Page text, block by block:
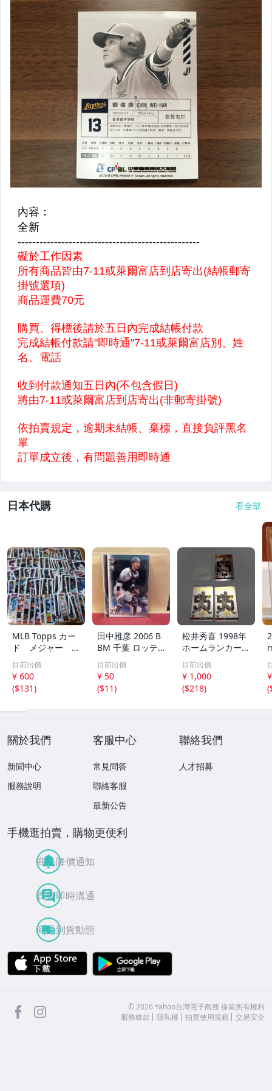
日本代購 看全部
MLB Topps カー
ド メジャー 1
00枚 2
目前出價
¥ 600
($131)
田中雅彦 2006 B
BM 千葉 ロッテ
マリーンズ トレ
カ プロ野球 カー
ド M37 スポーツ
アスリート トレ
目前出價
¥ 50
($11)
松井秀喜 1998年
ホームランカード
150号 記念カード
3枚セット 読売ジ
ャイアンツ 日本
テレビ 劇空間プ
目前出價
¥ 1,000
($218)
(
關於我們
新聞中心
服務說明
客服中心
常見問答
聯絡客服
最新公告
聯絡我們
人才招募
手機逛拍賣，購物更便利
商品降價通知
買賣即時溝通
商品到貨動態
APP Store
facebook ©2026 Yahoo台灣電子商務 保留所有權利
服務條款
隱私權 拍賣使用規範 交易安全